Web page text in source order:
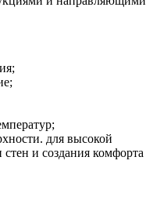
для высокой
и создания комфорта